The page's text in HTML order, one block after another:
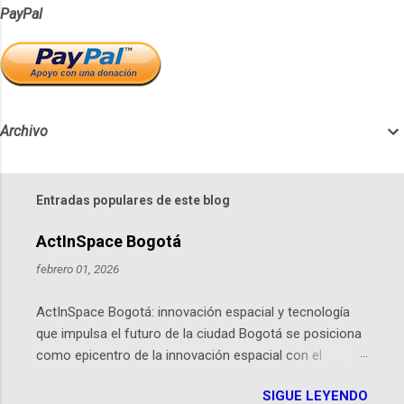
PayPal
Archivo
Entradas populares de este blog
ActInSpace Bogotá
febrero 01, 2026
ActInSpace Bogotá: innovación espacial y tecnología
que impulsa el futuro de la ciudad Bogotá se posiciona
como epicentro de la innovación espacial con el
hackathon global que convierte tecnologías de la
SIGUE LEYENDO